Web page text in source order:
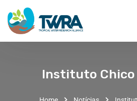
Instituto Chico